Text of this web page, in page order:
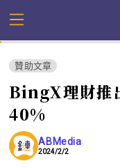
贊助文章
BingX理財推
40%
ABMedia
2024/2/2